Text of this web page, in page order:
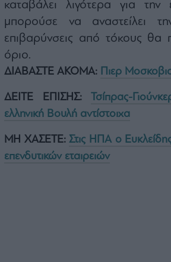
καταβάλει λιγότερα για
μπορούσε να αναστείλει
επιβαρύνσεις από τόκους θα
όριο.
ΔΙΑΒΑΣΤΕ ΑΚΟΜΑ: Πιερ
ΔΕΙΤΕ ΕΠΙΣΗΣ:
Τσίπρας-
ελληνική Βουλή αντίστοιχα
ΜΗ ΧΑΣΕΤΕ:Στις ΗΠΑ ο
επενδυτικών εταιρειών